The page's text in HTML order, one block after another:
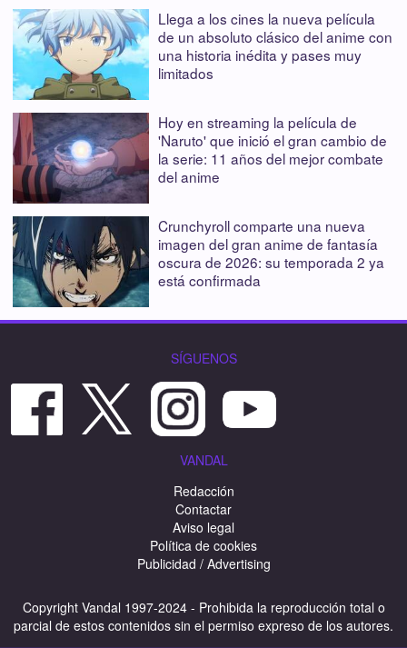
Llega a los cines la nueva película
de un absoluto clásico del anime con
una historia inédita y pases muy
limitados
Hoy en streaming la película de
'Naruto' que inició el gran cambio de
la serie: 11 años del mejor combate
del anime
Crunchyroll comparte una nueva
imagen del gran anime de fantasía
oscura de 2026: su temporada 2 ya
está confirmada
SÍGUENOS
VANDAL
Redacción
Contactar
Aviso legal
Política de cookies
Publicidad / Advertising
Copyright Vandal 1997-2024 - Prohibida la reproducción total o
parcial de estos contenidos sin el permiso expreso de los autores.